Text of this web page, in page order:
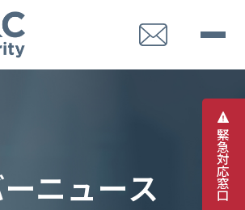
緊
急
対
応
窓
口
ーニュース